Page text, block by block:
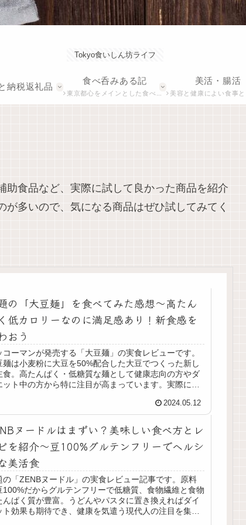
Tokyo食いしん坊ライフ
納税返礼品
食べ呑みある記
東京都心をメインとした食べ呑み歩きの記録です。美味しくてお手頃なおすすめのお店を紹介します。
美活・腸活
美容と健康によい食事とダイエ
食品など、実際に試して良かった商品を紹介
多いので、気になる商品はぜひ試してみてく
の「大豆麺」を食べてみた感想〜高たん
低カロリーなのに満足感あり！新食感を
おう
コーマンが発売する「大豆麺」の実食レビューです。
麺は小麦粉に大豆を50%配合した大豆でつくった新し
食。高たんぱく・低糖質な麺として健康志向の方やダ
ット中の方から特に注目が高まっています。実際に食
には総じて美味しいと感じました。調理方法や実食レ
ど詳細にまとめましたのでぜひご覧ください。
2024.05.12
ヌードルはまずい？美味しい食べ方とレ
を紹介〜豆100%グルテンフリーでヘルシ
美活食
の「ZENBヌードル」の実食レビュー記事です。原料
100%だからグルテンフリーで低糖質、食物繊維と食物
んぱく質が豊富。うどんやパスタに置き換えればダイ
ト効果も期待でき、健康を気遣う現代人の注目を集め